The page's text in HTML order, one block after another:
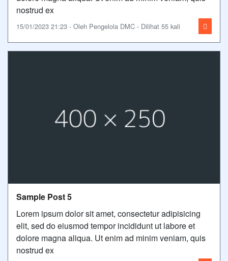
nostrud ex
15/01/2023 21:23 - Oleh Pengelola DMC - Dilihat 55 kali
Sample Post 5
Lorem ipsum dolor sit amet, consectetur adipisicing
elit, sed do eiusmod tempor incididunt ut labore et
dolore magna aliqua. Ut enim ad minim veniam, quis
nostrud ex